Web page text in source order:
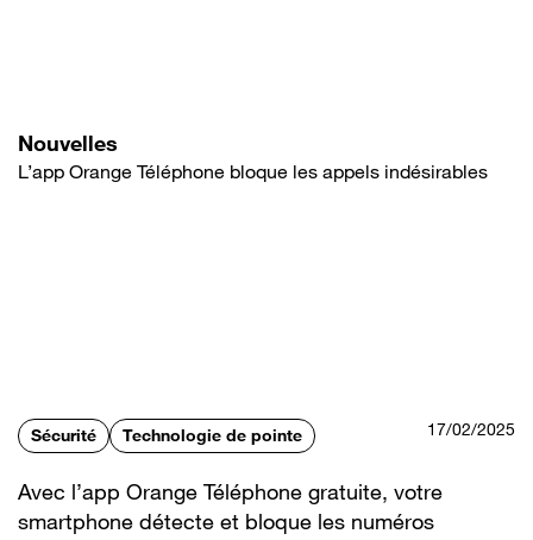
Nouvelles
L’app Orange Téléphone bloque les appels indésirables
Sécurité Technologie de pointe 17/02/2025
Avec l’app Orange Téléphone gratuite, votre
smartphone détecte et bloque les numéros